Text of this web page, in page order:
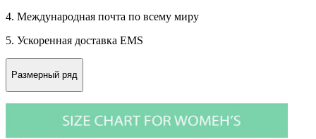
4. Международная почта по всему миру
5. Ускоренная доставка EMS
Размерный ряд